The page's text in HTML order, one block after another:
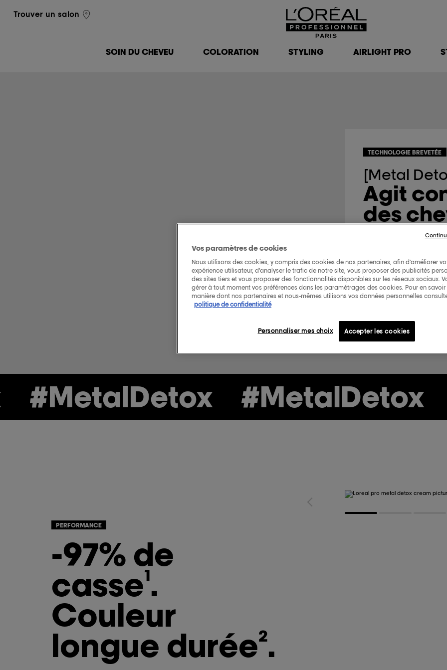
Trouver un salon
L'Oréal Professionnel
SOIN DU CHEVEU COLORATION STYLING AIRLIGHT PRO
TECHNOLOGIE BREVETÉE
[Metal
Agit
des
&
TROUVER UN
TROUVER UN
#MetalDetox
PERFORMANCE
-97% de
casse1.​
Couleur
longue durée2.
Vos paramètres de cookies
Nous utilisons des cookies, y compris des cookies de nos partenaires, afin d’améliorer
expérience utilisateur, d’analyser le trafic de notre site, vous proposer des publicités
des sites tiers et vous proposer des fonctionnalités disponibles sur les réseaux sociaux.
gérer à tout moment vos préférences dans les paramétrages des cookies. Pour en savoir
manière dont nos partenaires et nous-mêmes utilisons vos données personnelles
politique de confidentialité
Accepter les cookies
Personnaliser mes choix